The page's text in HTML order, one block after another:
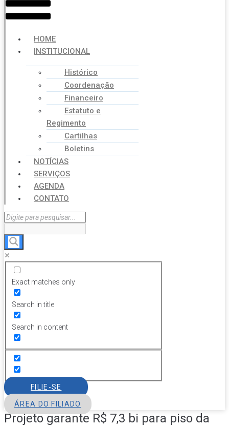
HOME
INSTITUCIONAL
Histórico
Coordenação
Financeiro
Estatuto e
Regimento
Cartilhas
Boletins
NOTÍCIAS
SERVIÇOS
AGENDA
CONTATO
Exact matches only
Search in title
Search in content
FILIE-SE
ÁREA DO FILIADO
Projeto garante R$ 7,3 bi para piso da